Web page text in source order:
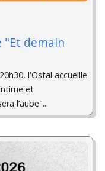
"Et demain
l'Ostal accueille
et
l’aube"...